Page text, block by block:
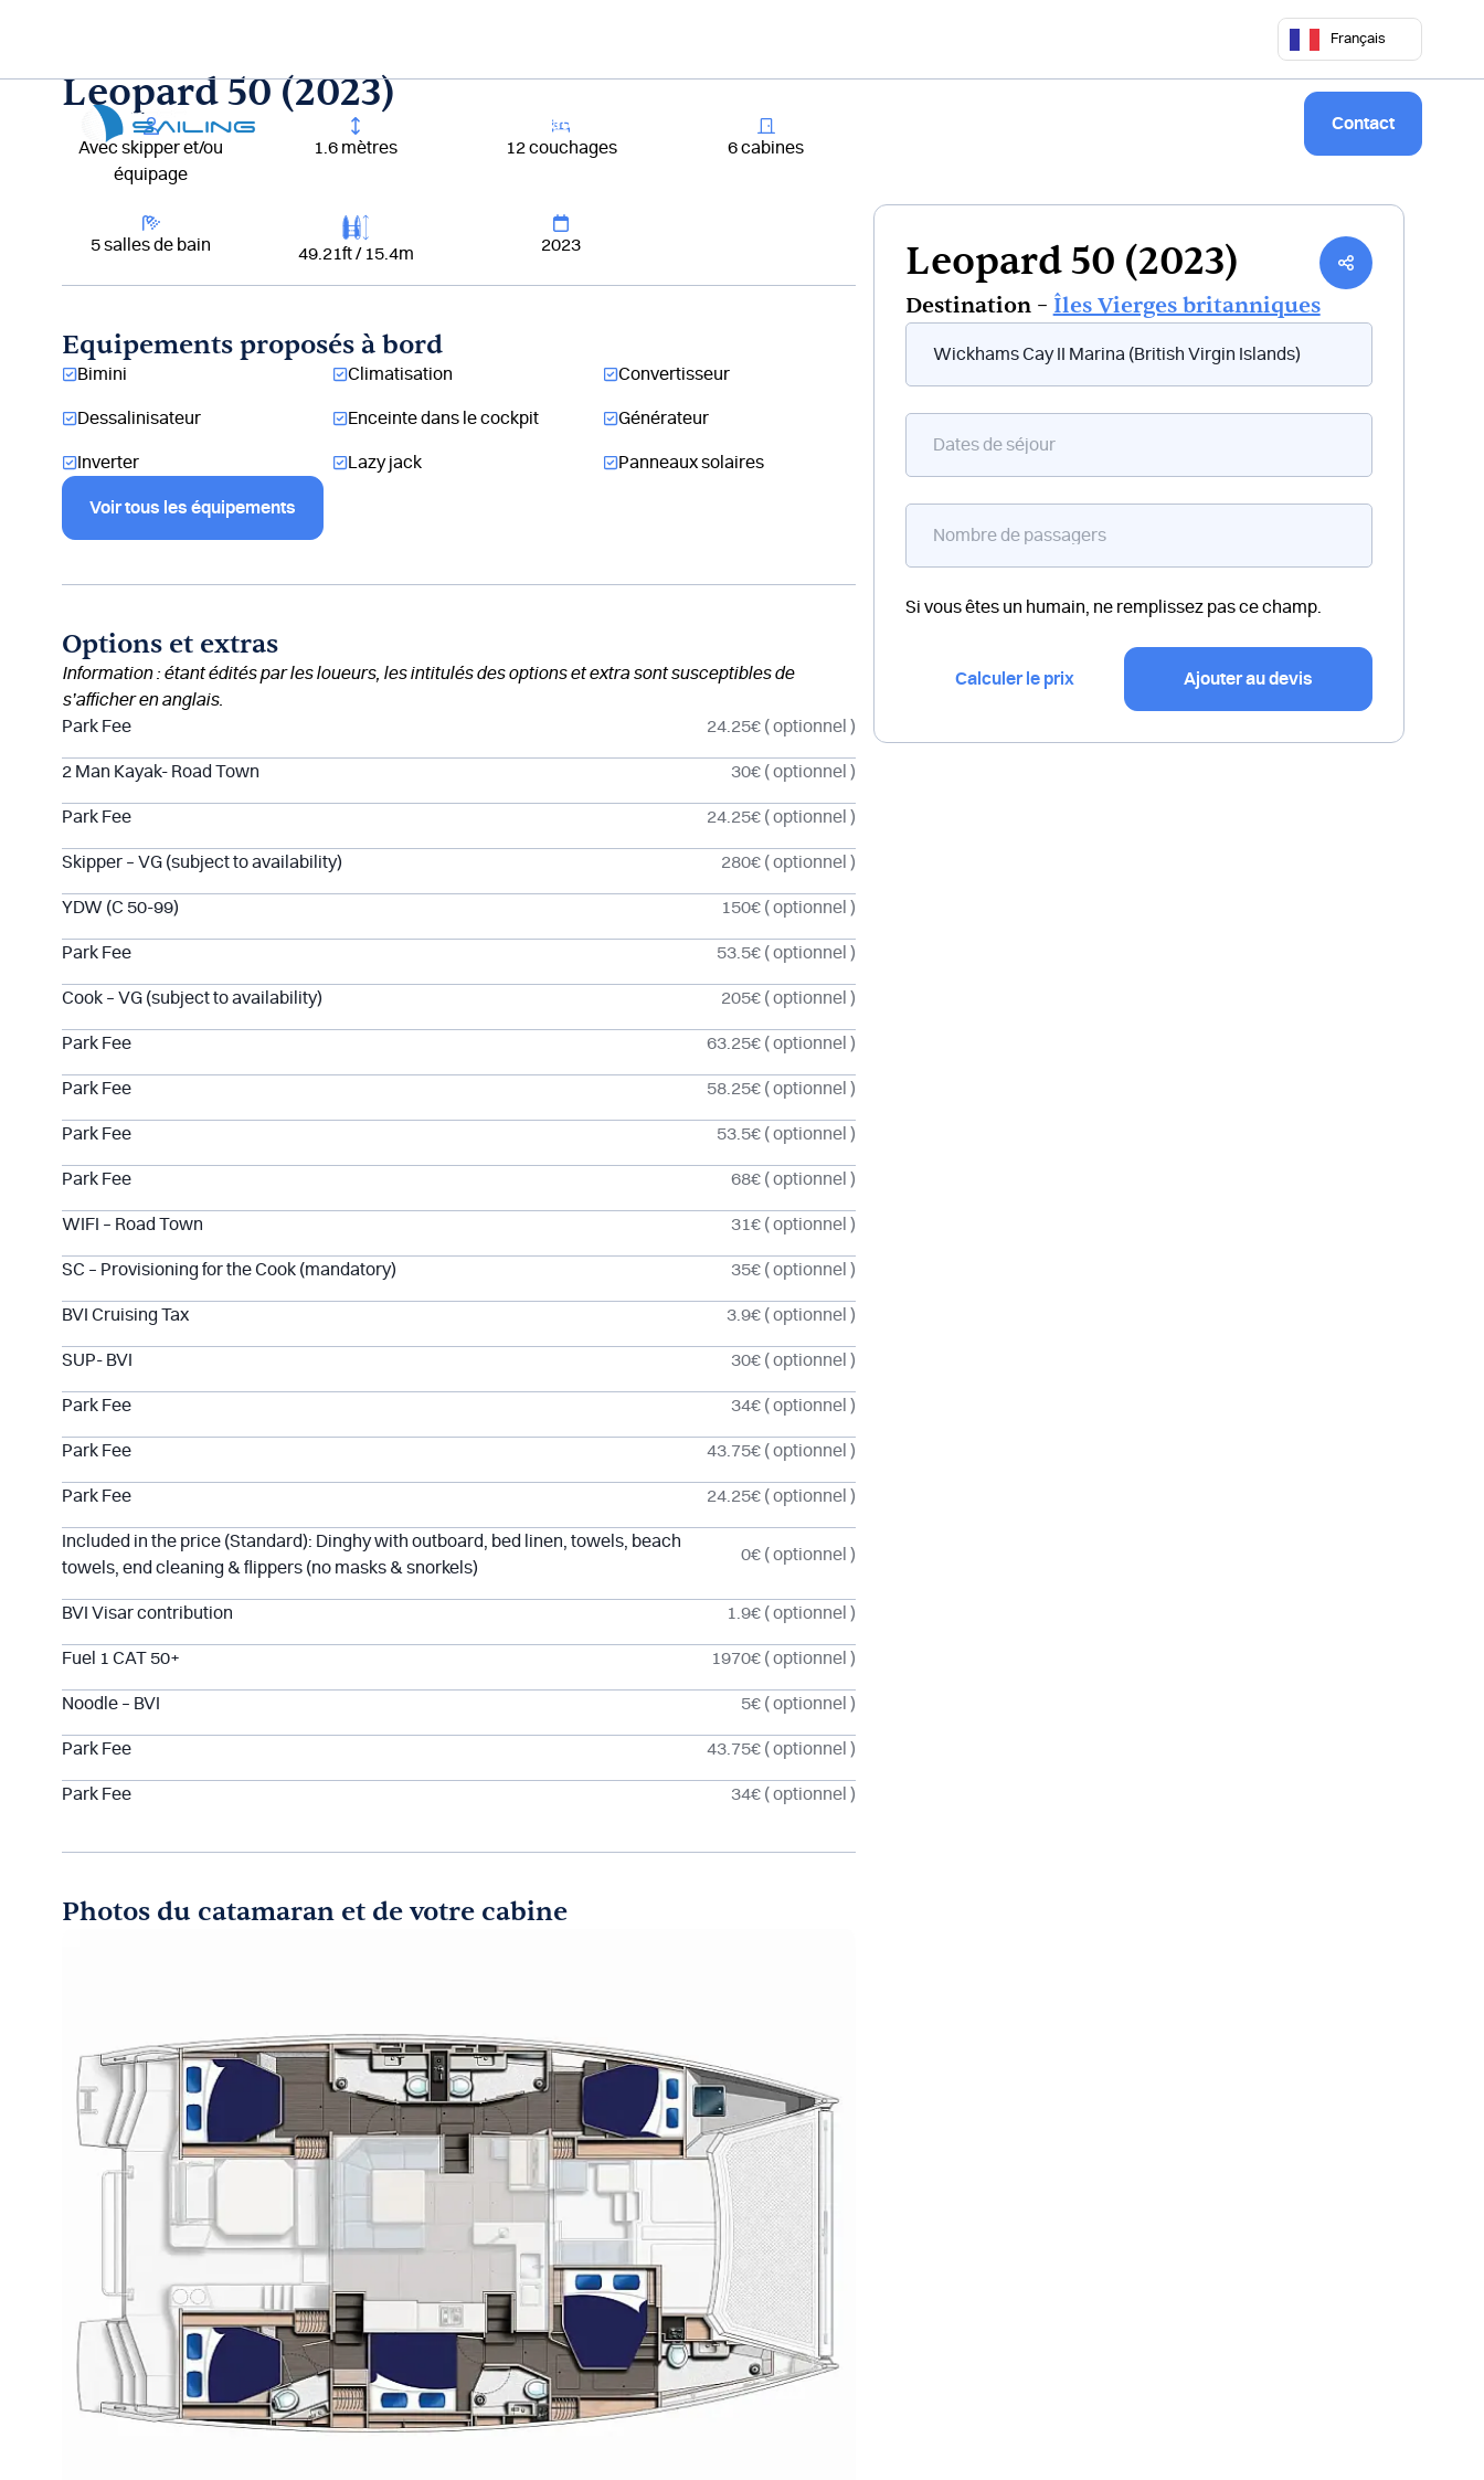
Français
Louer un bateau Contact
Leopard 50 (2023)
Avec skipper et/ou
équipage
1.6 mètres 12 couchages 6 cabines
5 salles de bain 49.21ft / 15.4m 2023
Equipements proposés à bord
Bimini Climatisation Convertisseur
Dessalinisateur Enceinte dans le cockpit Générateur
Inverter Lazy jack Panneaux solaires
Voir tous les équipements
Options et extras
Information : étant édités par les loueurs, les intitulés des options et extra sont susceptibles de
s’afficher en anglais.
Park Fee
24.25€ ( optionnel )
2 Man Kayak- Road Town 30€ ( optionnel )
Park Fee 24.25€ ( optionnel )
Skipper – VG (subject to availability) 280€ ( optionnel )
YDW (C 50-99) 150€ ( optionnel )
Park Fee 53.5€ ( optionnel )
Cook – VG (subject to availability) 205€ ( optionnel )
Park Fee 63.25€ ( optionnel )
Park Fee 58.25€ ( optionnel )
Park Fee 53.5€ ( optionnel )
Park Fee 68€ ( optionnel )
WIFI – Road Town 31€ ( optionnel )
SC – Provisioning for the Cook (mandatory) 35€ ( optionnel )
BVI Cruising Tax 3.9€ ( optionnel )
SUP- BVI 30€ ( optionnel )
Park Fee 34€ ( optionnel )
Park Fee 43.75€ ( optionnel )
Park Fee 24.25€ ( optionnel )
Included in the price (Standard): Dinghy with outboard, bed linen, towels, beach
towels, end cleaning & flippers (no masks & snorkels)
0€ ( optionnel )
BVI Visar contribution 1.9€ ( optionnel )
Fuel 1 CAT 50+ 1970€ ( optionnel )
Noodle – BVI 5€ ( optionnel )
Park Fee 43.75€ ( optionnel )
Park Fee 34€ ( optionnel )
Photos du catamaran et de votre cabine
Leopard 50 (2023)
Destination – Îles Vierges britanniques
flottant
bateau
Si vous êtes un humain, ne remplissez pas ce champ.
Calculer le prix Ajouter au devis